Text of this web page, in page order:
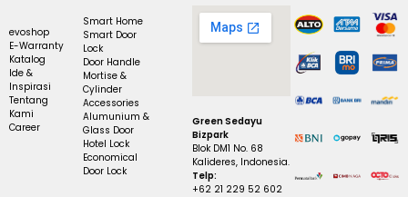
evoshop
E-Warranty
Katalog
Ide &
Inspirasi
Tentang
Kami
Career
Smart Home
Smart Door
Lock
Door Handle
Mortise &
Cylinder
Accessories
Alumunium &
Glass Door
Hotel Lock
Economical
Door Lock
Green Sedayu
Bizpark
Blok DM1 No. 68
Kalideres, Indonesia.
Telp:
+62 21 229 52 602